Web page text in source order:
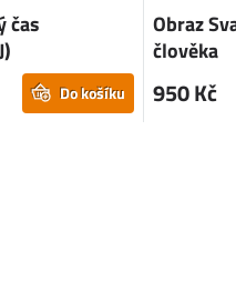
čas
Do košíku
Obraz
člověka
950 Kč